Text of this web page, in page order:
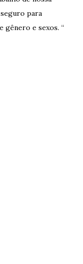
para
gênero e sexos. “